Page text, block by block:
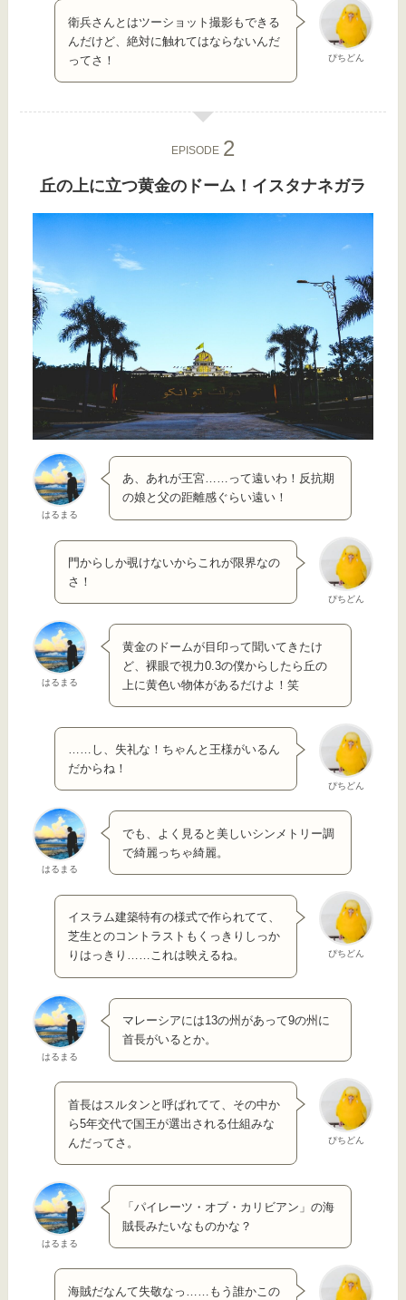
ぴちどん
衛兵さんとはツーショット撮影もできる
んだけど、絶対に触れてはならないんだ
ってさ！
EPISODE
丘の上に立つ黄金のドーム！イスタナネガラ
はるまる
あ、あれが王宮……って遠いわ！反抗期
の娘と父の距離感ぐらい遠い！
ぴちどん
門からしか覗けないからこれが限界なの
さ！
はるまる
黄金のドームが目印って聞いてきたけ
ど、裸眼で視力0.3の僕からしたら丘の
上に黄色い物体があるだけよ！笑
ぴちどん
……し、失礼な！ちゃんと王様がいるん
だからね！
はるまる
でも、よく見ると美しいシンメトリー調
で綺麗っちゃ綺麗。
ぴちどん
イスラム建築特有の様式で作られてて、
芝生とのコントラストもくっきりしっか
りはっきり……これは映えるね。
はるまる
マレーシアには13の州があって9の州に
首長がいるとか。
ぴちどん
首長はスルタンと呼ばれてて、その中か
ら5年交代で国王が選出される仕組みな
んだってさ。
はるまる
「パイレーツ・オブ・カリビアン」の海
賊長みたいなものかな？
海賊だなんて失敬なっ……もう誰かこの